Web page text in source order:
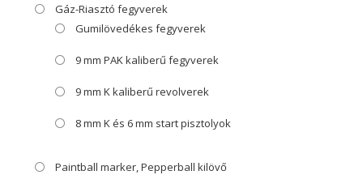
Gáz-Riasztó fegyverek
Gumilövedékes fegyverek
9 mm PAK kaliberű fegyverek
9 mm K kaliberű revolverek
8 mm K és 6 mm start pisztolyok
Paintball marker, Pepperball kilövő